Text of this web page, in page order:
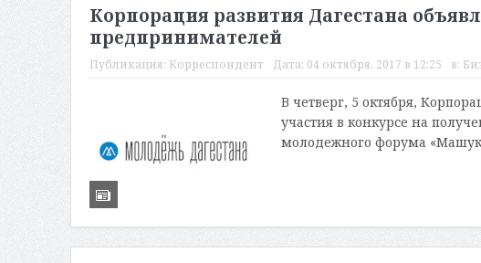
Корпорация развития Дагестана
предпринимателей
Публикация: Корреспондент Дата: 04 октября, 2017 в 12:25 в:
В четверг, 5 октября,
участия в конкурсе на
молодежного форума